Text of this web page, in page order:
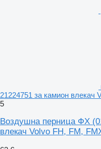
21224751 за камион влекач
5
Воздушна перница ФХ
влекач Volvo FH, FM,